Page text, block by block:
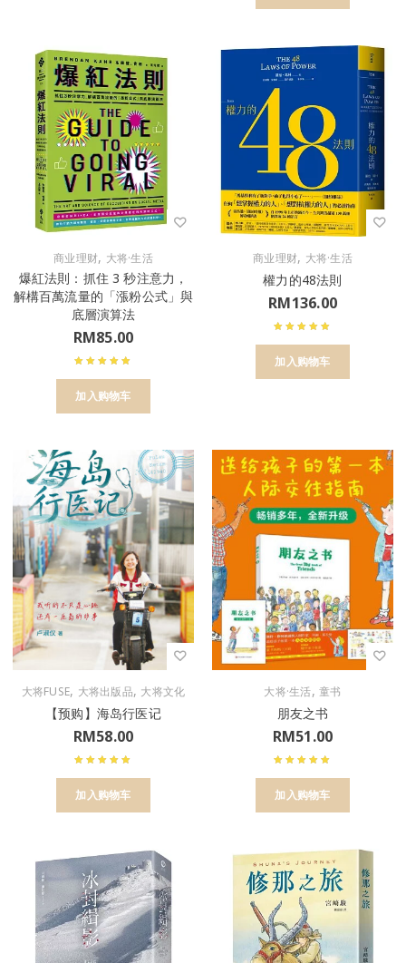
商业理财, 大将·生活
爆紅法則：抓住 3 秒注意力，
解構百萬流量的「漲粉公式」與
底層演算法
RM85.00
加入购物车
商业理财, 大将·生活
權力的48法則
RM136.00
加入购物车
大将FUSE, 大将出版品, 大将文化
【预购】海岛行医记
RM58.00
加入购物车
大将·生活,童书
朋友之书
RM51.00
加入购物车